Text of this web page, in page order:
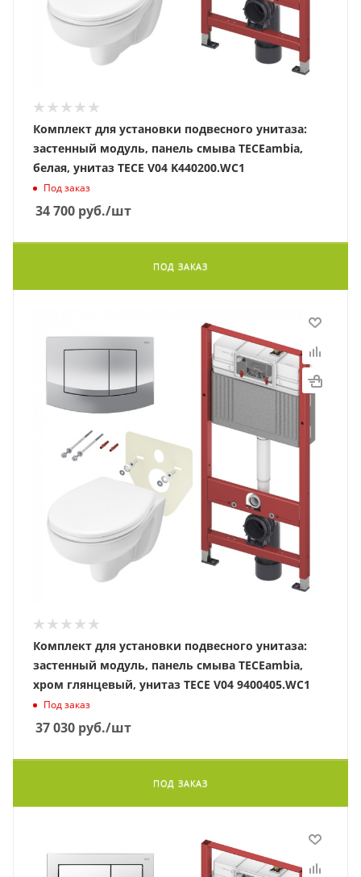
Комплект для установки подвесного унитаза:
застенный модуль, панель смыва TECEambia,
белая, унитаз TECE V04 K440200.WC1
Под заказ
34 700 руб./шт
ПОД ЗАКАЗ
Комплект для установки подвесного унитаза:
застенный модуль, панель смыва TECEambia,
хром глянцевый, унитаз TECE V04 9400405.WC1
Под заказ
37 030 руб./шт
ПОД ЗАКАЗ